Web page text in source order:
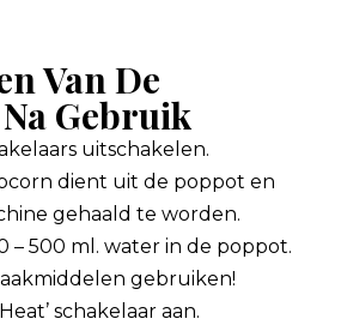
Van De
Gebruik
uitschakelen.
dient uit de poppot en
gehaald te worden.
– 500 ml. water in de poppot.
gebruiken!
schakelaar aan.